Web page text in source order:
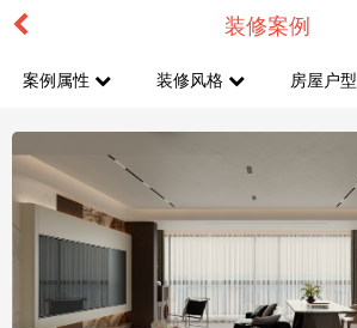
装修案例
案例属性 装修风格 房屋户型